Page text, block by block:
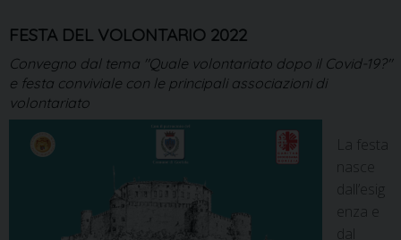
FESTA DEL VOLONTARIO 2022
Convegno dal tema "Quale volontariato dopo il Covid-19?"
e festa conviviale con le principali associazioni di
volontariato
La festa
nasce
dall’esig
enza e
dal